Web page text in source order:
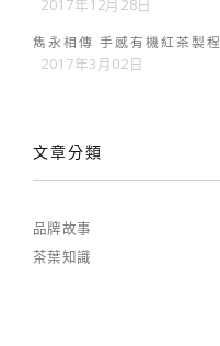
2017年12月28日
雋永相傳 手感有機紅茶製程
2017年3月02日
文章分類
品牌故事
茶葉知識